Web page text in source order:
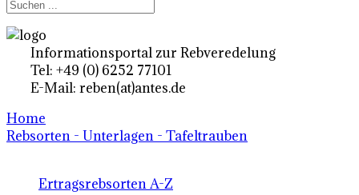
Informationsportal zur Rebveredelung
Tel: +49 (0) 6252 77101
E-Mail: reben(at)antes.de
Home
Rebsorten - Unterlagen - Tafeltrauben
Ertragsrebsorten A-Z